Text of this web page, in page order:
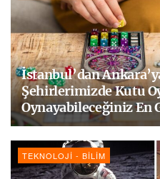
İstanbul’dan
Şehirlerimizde Kutu
Oynayabileceğiniz En
TEKNOLOJI - BILIM